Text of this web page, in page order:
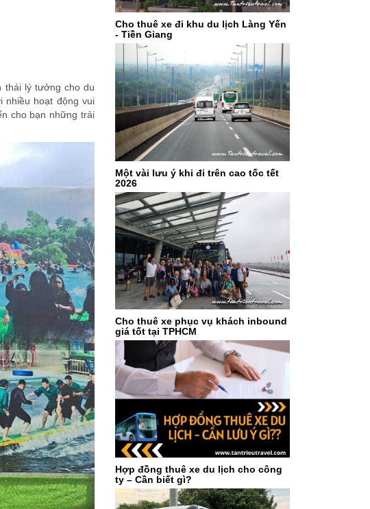
thái lý tưởng cho du
nhiều hoạt động vui
cho bạn những trải
Cho thuê xe đi khu du lịch Làng Yến
- Tiền Giang
Một vài lưu ý khi đi trên cao tốc tết
2026
Cho thuê xe phục vụ khách inbound
giá tốt tại TPHCM
Hợp đồng thuê xe du lịch cho công
ty – Cần biết gì?